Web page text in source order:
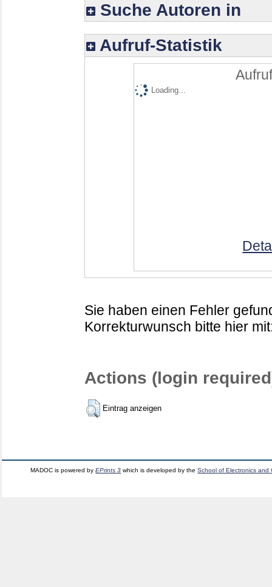
Suche Autoren in
Aufruf-Statistik
Loading...
Sie haben einen Fehler
Korrekturwunsch bitte hier
Actions (login
Eintrag anzeigen
MADOC is powered byEPrints 3 which is developed by theSchool of Electronics and